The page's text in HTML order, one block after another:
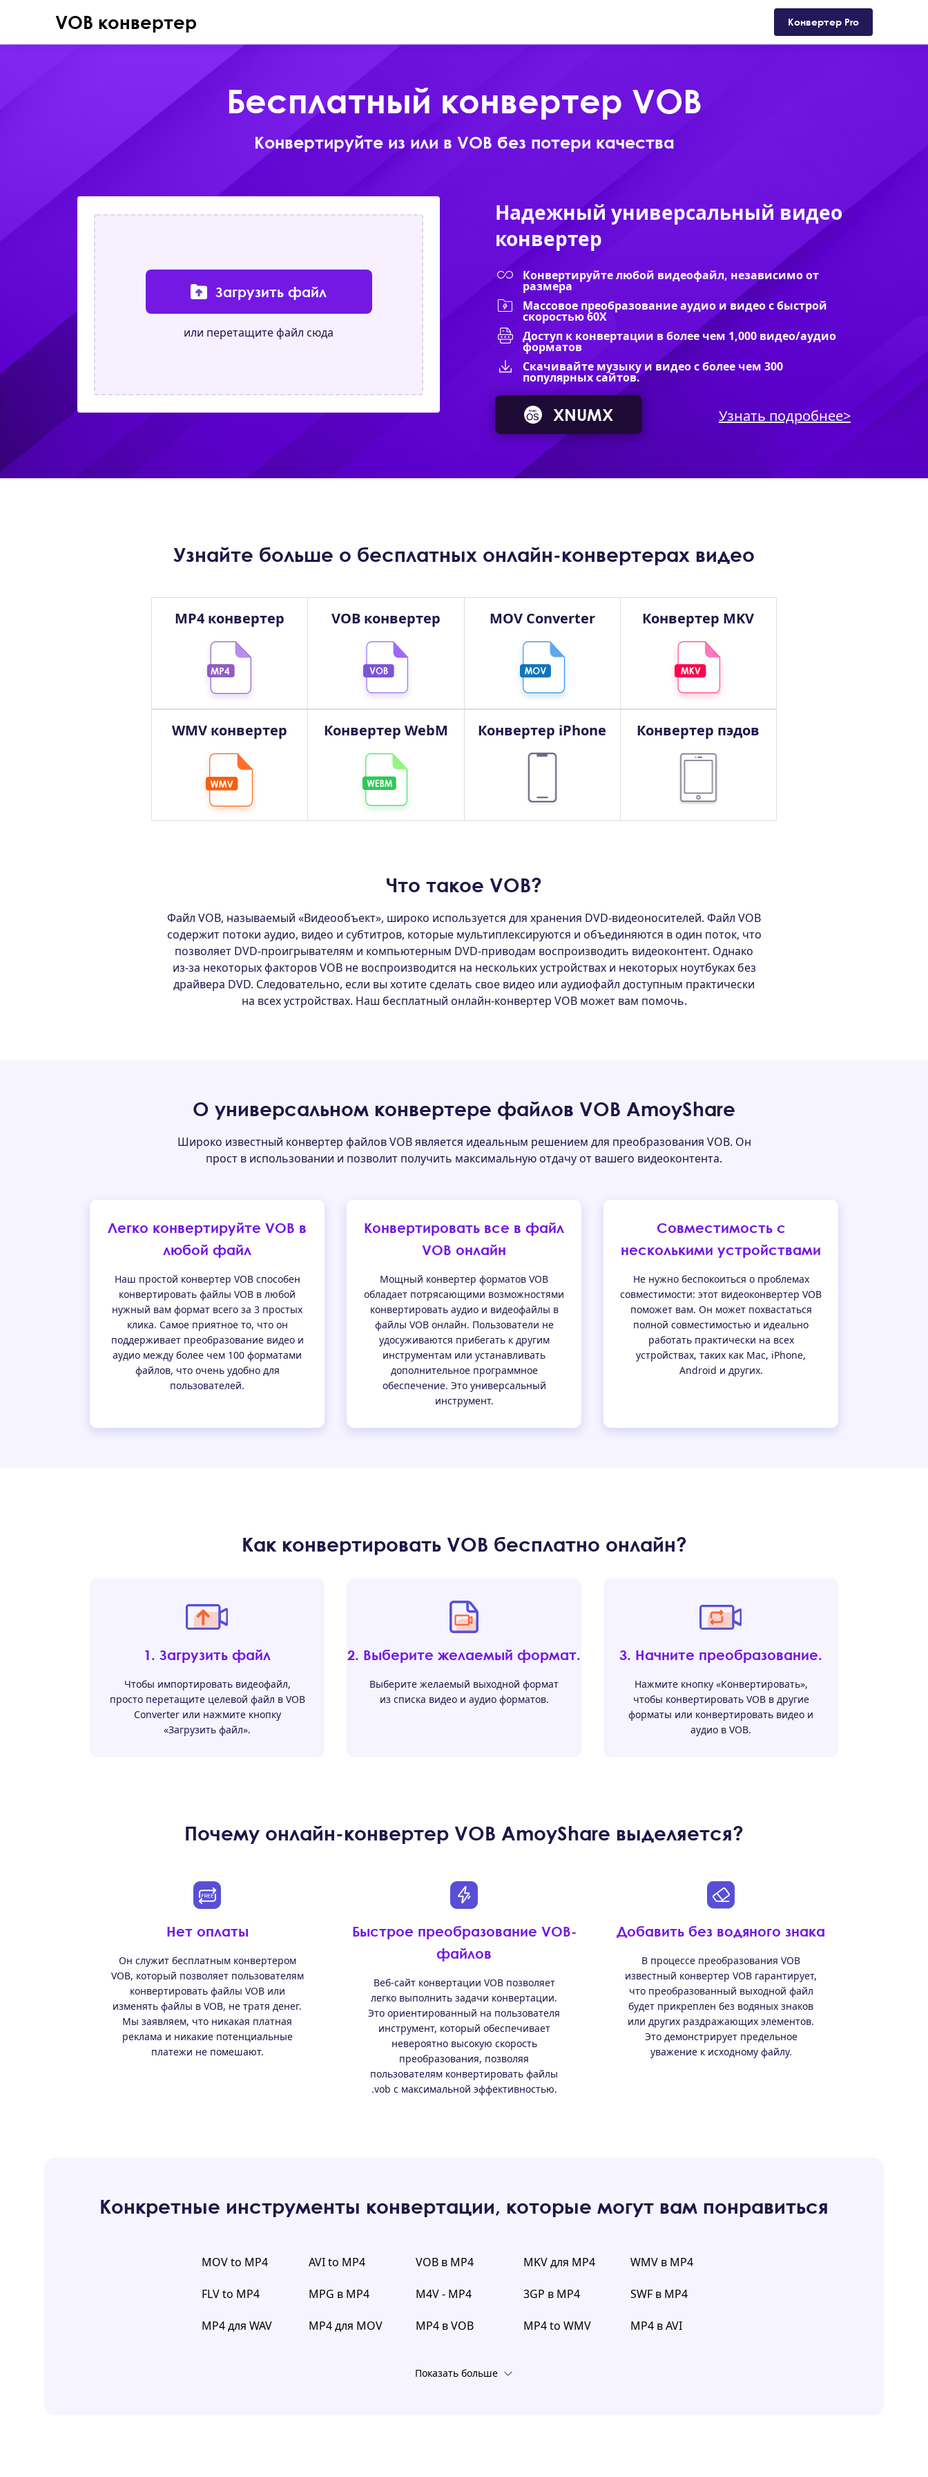
Блог
VOB конвертер Конвертер Pro
Бесплатный конвертер VOB
Конвертируйте из или в VOB без потери качества
Загрузить файл
или перетащите файл сюда
Надежный универсальный видео
конвертер
Конвертируйте любой видеофайл, независимо от
размера
Массовое преобразование аудио и видео с быстрой
скоростью 60X
Доступ к конвертации в более чем 1,000 видео/аудио
форматов
Скачивайте музыку и видео с более чем 300
популярных сайтов.
XNUMX Узнать подробнее>
Узнайте больше о бесплатных онлайн-конвертерах видео
MP4 конвертер VOB конвертер MOV Converter Конвертер MKV
WMV конвертер Конвертер WebM Конвертер iPhone Конвертер пэдов
Что такое VOB?
Файл VOB, называемый «Видеообъект», широко используется для хранения DVD-видеоносителей. Файл VOB
содержит потоки аудио, видео и субтитров, которые мультиплексируются и объединяются в один поток, что
позволяет DVD-проигрывателям и компьютерным DVD-приводам воспроизводить видеоконтент. Однако
из-за некоторых факторов VOB не воспроизводится на нескольких устройствах и некоторых ноутбуках без
драйвера DVD. Следовательно, если вы хотите сделать свое видео или аудиофайл доступным практически
на всех устройствах. Наш бесплатный онлайн-конвертер VOB может вам помочь.
О универсальном конвертере файлов VOB AmoyShare
Широко известный конвертер файлов VOB является идеальным решением для преобразования VOB. Он
прост в использовании и позволит получить максимальную отдачу от вашего видеоконтента.
Легко конвертируйте VOB в
любой файл
Наш простой конвертер VOB способен
конвертировать файлы VOB в любой
нужный вам формат всего за 3 простых
клика. Самое приятное то, что он
поддерживает преобразование видео и
аудио между более чем 100 форматами
файлов, что очень удобно для
пользователей.
Конвертировать все в файл
VOB онлайн
Мощный конвертер форматов VOB
обладает потрясающими возможностями
конвертировать аудио и видеофайлы в
файлы VOB онлайн. Пользователи не
удосуживаются прибегать к другим
инструментам или устанавливать
дополнительное программное
обеспечение. Это универсальный
инструмент.
Совместимость с
несколькими устройствами
Не нужно беспокоиться о проблемах
совместимости: этот видеоконвертер VOB
поможет вам. Он может похвастаться
полной совместимостью и идеально
работать практически на всех
устройствах, таких как Mac, iPhone,
Android и других.
Как конвертировать VOB бесплатно онлайн?
1. Загрузить файл
Чтобы импортировать видеофайл,
просто перетащите целевой файл в VOB
Converter или нажмите кнопку
«Загрузить файл».
2. Выберите желаемый формат.
Выберите желаемый выходной формат
из списка видео и аудио форматов.
3. Начните преобразование.
Нажмите кнопку «Конвертировать»,
чтобы конвертировать VOB в другие
форматы или конвертировать видео и
аудио в VOB.
Почему онлайн-конвертер VOB AmoyShare выделяется?
Нет оплаты
Он служит бесплатным конвертером
VOB, который позволяет пользователям
конвертировать файлы VOB или
изменять файлы в VOB, не тратя денег.
Мы заявляем, что никакая платная
реклама и никакие потенциальные
платежи не помешают.
Быстрое преобразование VOB-
файлов
Веб-сайт конвертации VOB позволяет
легко выполнить задачи конвертации.
Это ориентированный на пользователя
инструмент, который обеспечивает
невероятно высокую скорость
преобразования, позволяя
пользователям конвертировать файлы
.vob с максимальной эффективностью.
Добавить без водяного знака
В процессе преобразования VOB
известный конвертер VOB гарантирует,
что преобразованный выходной файл
будет прикреплен без водяных знаков
или других раздражающих элементов.
Это демонстрирует предельное
уважение к исходному файлу.
Конкретные инструменты конвертации, которые могут вам понравиться
MOV to MP4 AVI to MP4 VOB в MP4 MKV для MP4 WMV в MP4
FLV to MP4 MPG в MP4 M4V - MP4 3GP в MP4 SWF в MP4
MP4 для WAV MP4 для MOV MP4 в VOB MP4 to WMV MP4 в AVI
Показать больше